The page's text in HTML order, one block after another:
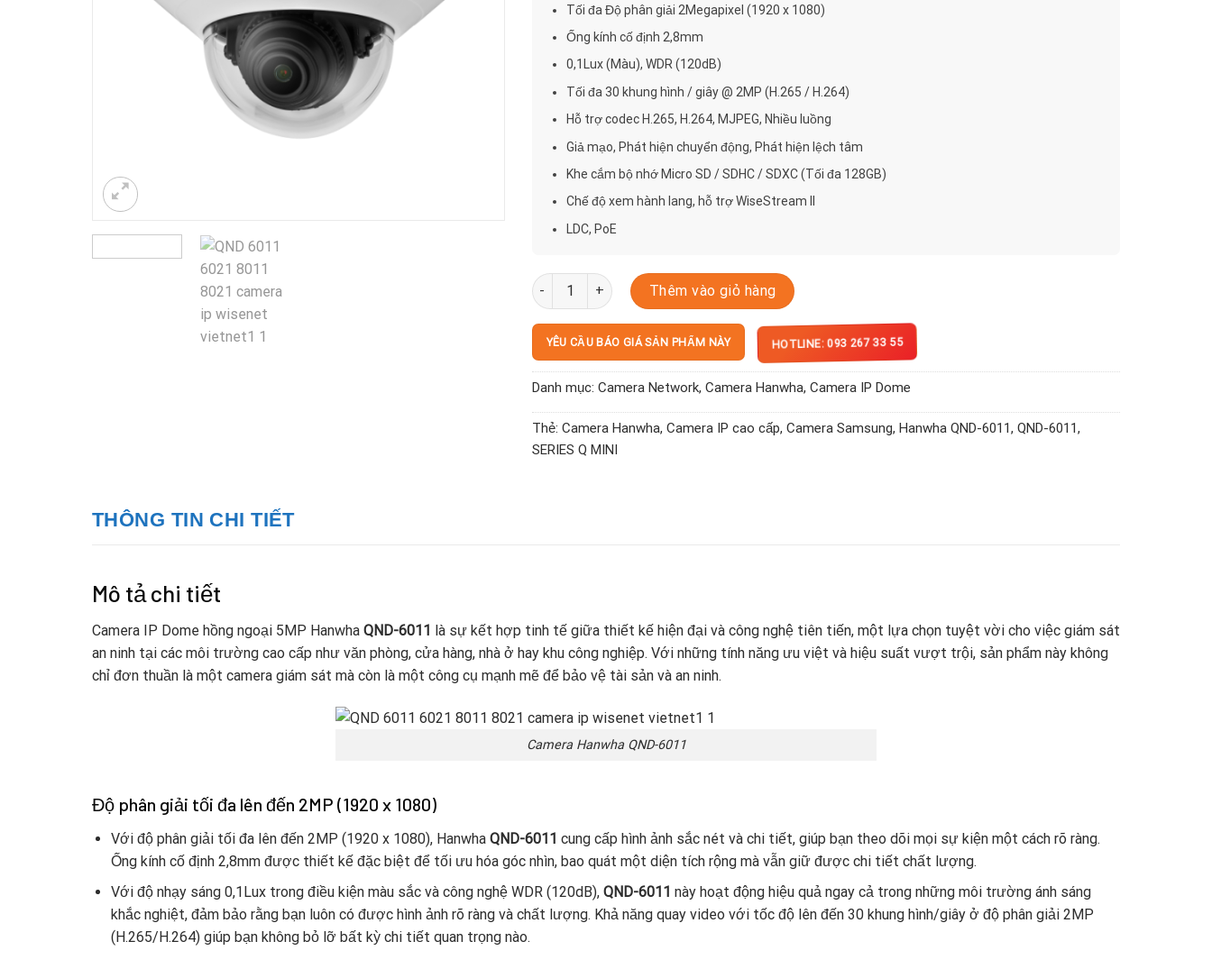
Tối đa Độ phân giải 2Megapixel (1920 x 1080)
Ống kính cố định 2,8mm
0,1Lux (Màu), WDR (120dB)
Tối đa 30 khung hình / giây @ 2MP (H.265 / H.264)
Hỗ trợ codec H.265, H.264, MJPEG, Nhiều luồng
Giả mạo, Phát hiện chuyển động, Phát hiện lệch tâm
Khe cắm bộ nhớ Micro SD / SDHC / SDXC (Tối đa 128GB)
Chế độ xem hành lang, hỗ trợ WiseStream II
LDC, PoE
QND-6011 số lượng Thêm vào giỏ hàng
YÊU CẦU BÁO GIÁ SẢN PHẨM NÀY HOTLINE: 093 267 33 55
Danh mục: Camera Network, Camera Hanwha, Camera IP Dome
Thẻ: Camera Hanwha, Camera IP cao cấp, Camera Samsung, Hanwha QND-6011, QND-6011,
SERIES Q MINI
THÔNG TIN CHI TIẾT
Mô tả chi tiết
Camera IP Dome hồng ngoại 5MP Hanwha QND-6011 là sự kết hợp tinh tế giữa thiết kế hiện đại và công nghệ tiên tiến, một lựa chọn tuyệt vời cho việc giám sát
an ninh tại các môi trường cao cấp như văn phòng, cửa hàng, nhà ở hay khu công nghiệp. Với những tính năng ưu việt và hiệu suất vượt trội, sản phẩm này không
chỉ đơn thuần là một camera giám sát mà còn là một công cụ mạnh mẽ để bảo vệ tài sản và an ninh.
Camera Hanwha QND-6011
Độ phân giải tối đa lên đến 2MP (1920 x 1080)
Với độ phân giải tối đa lên đến 2MP (1920 x 1080), Hanwha QND-6011 cung cấp hình ảnh sắc nét và chi tiết, giúp bạn theo dõi mọi sự kiện một cách rõ ràng.
Ống kính cố định 2,8mm được thiết kế đặc biệt để tối ưu hóa góc nhìn, bao quát một diện tích rộng mà vẫn giữ được chi tiết chất lượng.
Với độ nhạy sáng 0,1Lux trong điều kiện màu sắc và công nghệ WDR (120dB), QND-6011 này hoạt động hiệu quả ngay cả trong những môi trường ánh sáng
khắc nghiệt, đảm bảo rằng bạn luôn có được hình ảnh rõ ràng và chất lượng. Khả năng quay video với tốc độ lên đến 30 khung hình/giây ở độ phân giải 2MP
(H.265/H.264) giúp bạn không bỏ lỡ bất kỳ chi tiết quan trọng nào.